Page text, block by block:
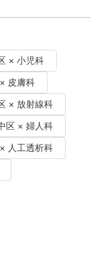
× 小児科
皮膚科
× 放射線科
区 × 婦人科
人工透析科